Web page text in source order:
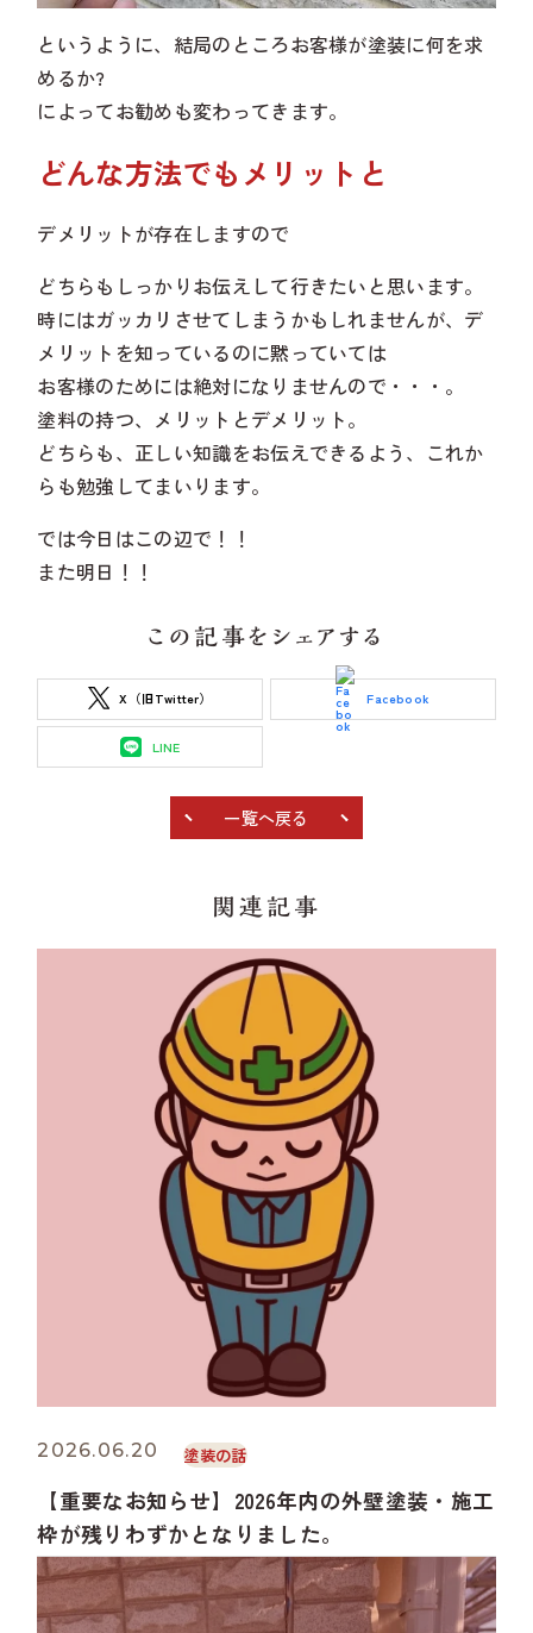
というように、結局のところお客様が塗装に何を求
めるか?
によってお勧めも変わってきます。
どんな方法でもメリットと
デメリットが存在しますので
どちらもしっかりお伝えして行きたいと思います。
時にはガッカリさせてしまうかもしれませんが、デ
メリットを知っているのに黙っていては
お客様のためには絶対になりませんので・・・。
塗料の持つ、メリットとデメリット。
どちらも、正しい知識をお伝えできるよう、これか
らも勉強してまいります。
では今日はこの辺で！！
また明日！！
この記事をシェアする
X（旧Twitter） Facebook
LINE
一覧へ戻る
関連記事
2026.06.20 塗装の話
【重要なお知らせ】2026年内の外壁塗装・施工
枠が残りわずかとなりました。